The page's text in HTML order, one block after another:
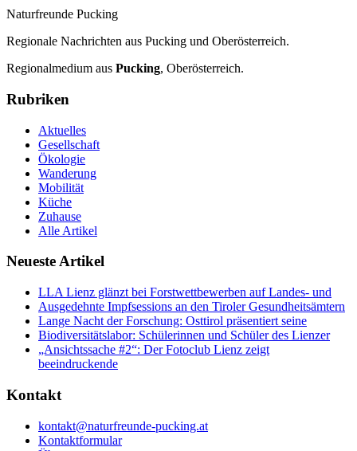
Naturfreunde Pucking
Regionale Nachrichten aus Pucking und Oberösterreich.
Regionalmedium aus Pucking, Oberösterreich.
Rubriken
Aktuelles
Gesellschaft
Ökologie
Wanderung
Mobilität
Küche
Zuhause
Alle Artikel
Neueste Artikel
LLA Lienz glänzt bei Forstwettbewerben auf Landes- und
Ausgedehnte Impfsessions an den Tiroler Gesundheitsämtern
Lange Nacht der Forschung: Osttirol präsentiert seine
Biodiversitätslabor: Schülerinnen und Schüler des Lienzer
„Ansichtssache #2“: Der Fotoclub Lienz zeigt
beeindruckende
Kontakt
kontakt@naturfreunde-pucking.at
Kontaktformular